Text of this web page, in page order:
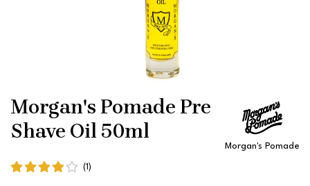
Morgan's Pomade Pre
Shave Oil 50ml
Morgan's Pomade
(1)